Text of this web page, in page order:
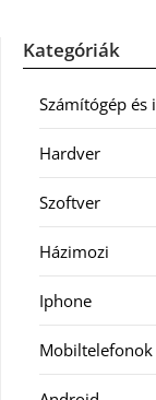
Kategóriák
Számítógép és
Hardver
Szoftver
Házimozi
Iphone
Mobiltelefonok